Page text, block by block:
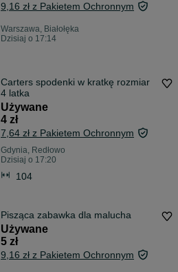
9,16 zł z Pakietem Ochronnym
Warszawa, Białołęka
Dzisiaj o 17:14
Carters spodenki w kratkę rozmiar
4 latka
Używane
4 zł
7,64 zł z Pakietem Ochronnym
Gdynia, Redłowo
Dzisiaj o 17:20
104
Pisząca zabawka dla malucha
Używane
5 zł
9,16 zł z Pakietem Ochronnym